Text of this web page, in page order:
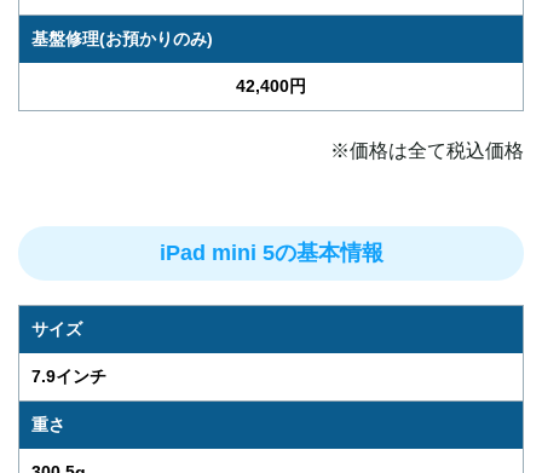
基盤修理(お預かりのみ)
42,400円
※価格は全て税込価格
iPad mini 5の基本情報
サイズ
7.9インチ
重さ